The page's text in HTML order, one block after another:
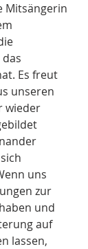
Mitsängerin
Es freut
unseren
wieder
uns
zur
und
auf
lassen,